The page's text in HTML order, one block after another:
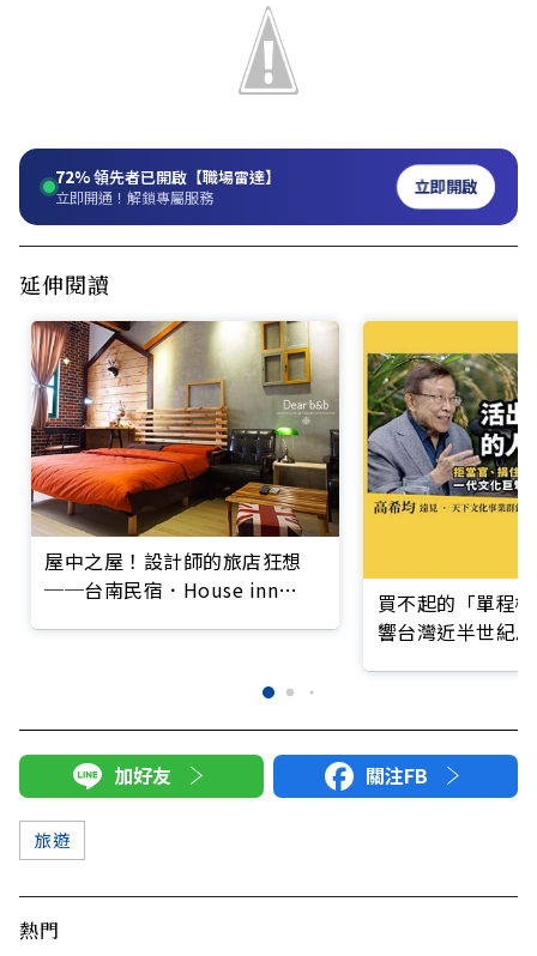
72%領先者已開啟【職場雷達】
立即開通！解鎖專屬服務 立即開啟
延伸閱讀
屋中之屋！設計師的旅店狂想
──台南民宿．House inn
買不起的「單程
響台灣近半世紀
加好友 關注FB
旅遊
熱門